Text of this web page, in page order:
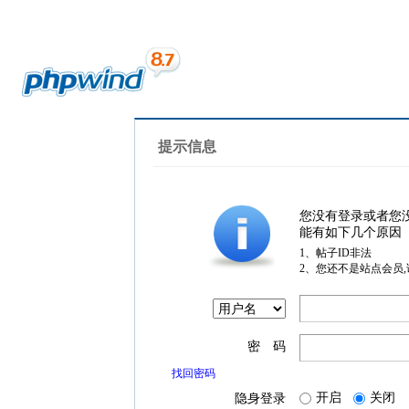
提示信息
您没有登录或者您
能有如下几个原因
1、帖子ID非法
2、您还不是站点会员
密 码
找回密码
隐身登录 开启 关闭